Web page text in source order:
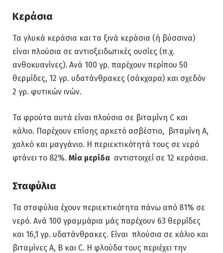
Κεράσια
Τα γλυκά κεράσια και τα ξινά κεράσια (ή βύσσινα)
είναι πλούσια σε αντιοξειδωτικές ουσίες (π.χ.
ανθοκυανίνες). Ανά 100 γρ. παρέχουν περίπου 50
θερμίδες, 12 γρ. υδατάνθρακες (σάκχαρα) και σχεδόν
2 γρ. φυτικών ινών.
Τα φρούτα αυτά είναι πλούσια σε βιταμίνη C και
κάλιο. Παρέχουν επίσης αρκετό ασβέστιο, βιταμίνη Α,
χαλκό και μαγγάνιο. Η περιεκτικότητά τους σε νερό
φτάνει το 82%. Μία μερίδα αντιστοιχεί σε 12 κεράσια.
Σταφύλια
Τα σταφύλια έχουν περιεκτικότητα πάνω από 81% σε
νερό. Ανά 100 γραμμάρια μάς παρέχουν 63 θερμίδες
και 16,1 γρ. υδατάνθρακες. Είναι πλούσια σε κάλιο και
βιταμίνες Α, Β και C. Η φλούδα τους περιέχει την